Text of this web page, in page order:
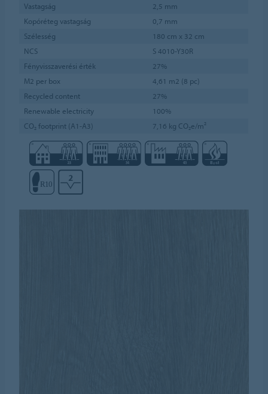
Vastagság
2,5 mm
Kopóréteg vastagság
0,7 mm
Szélesség
180 cm x 32 cm
NCS
S 4010-Y30R
Fényvisszaverési érték
27%
M2 per box
4,61 m2 (8 pc)
Recycled content
27%
Renewable electricity
100%
CO₂ footprint (A1-A3)
7,16 kg CO₂e/m²